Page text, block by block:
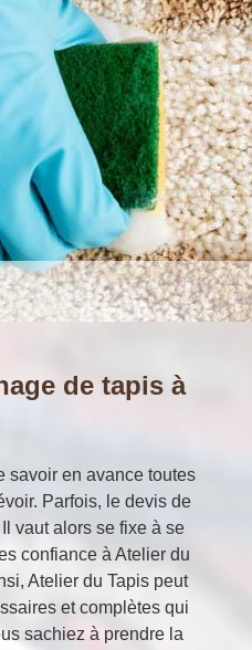
de tapis à
savoir en avance toutes
Parfois, le devis de
vaut alors se fixe à se
confiance à Atelier du
Atelier du Tapis peut
et complètes qui
sachiez à prendre la